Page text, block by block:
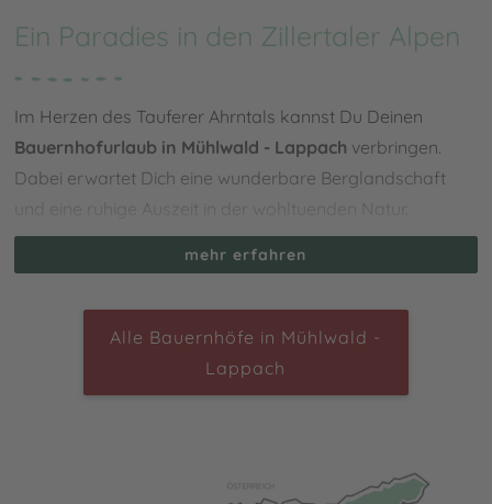
Ein Paradies in den Zillertaler Alpen
Im Herzen des Tauferer Ahrntals kannst Du Deinen
Bauernhofurlaub in Mühlwald - Lappach verbringen.
Dabei erwartet Dich eine wunderbare Berglandschaft
und eine ruhige Auszeit in der wohltuenden Natur.
Eingebettet in den Zillertaler Alpen kannst Du die
einzigartige Umgebung erkunden und unzählige
unternehmen. Außerdem befinden sich spektakuläre
Dreitausender in der nahen Umgebung, welche beliebte
Ziele für passionierte Bergsteiger sind. Im Winter
Eine weitere Besonderheit der Ortschaft ist das Thema
mehr erfahren
Alle Bauernhöfe in Mühlwald -
Lappach